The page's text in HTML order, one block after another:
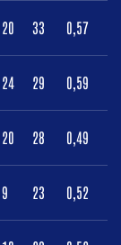
20 33 0,57
24 29 0,59
20 28 0,49
9 23 0,52